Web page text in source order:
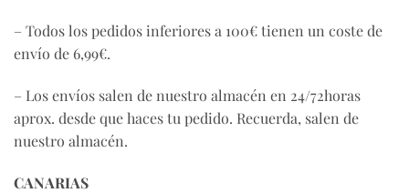
– Todos los pedidos inferiores a 100€ tienen un coste de
envío de 6,99€.
– Los envíos salen de nuestro almacén en 24/72horas
aprox. desde que haces tu pedido. Recuerda, salen de
nuestro almacén.
CANARIAS